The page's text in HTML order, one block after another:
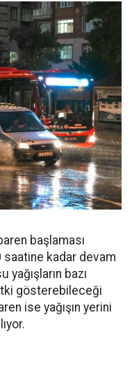
başlaması
saatine kadar devam
bazı
gösterebileceği
ise yağışın yerini